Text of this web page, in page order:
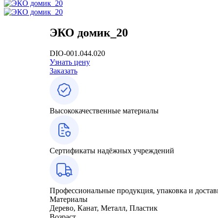
ЭКО домик_20
DIO-001.044.020
Узнать цену
Заказать
Высококачественные материалы
Сертификаты надёжных учреждений
Профессиональные продукция, упаковка и
Материалы
Дерево, Канат, Металл, Пластик